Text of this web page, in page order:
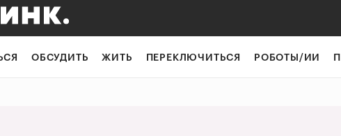
ОБСУДИТЬ ЖИТЬ ПЕРЕКЛЮЧИТЬСЯ РОБОТЫ/ИИ